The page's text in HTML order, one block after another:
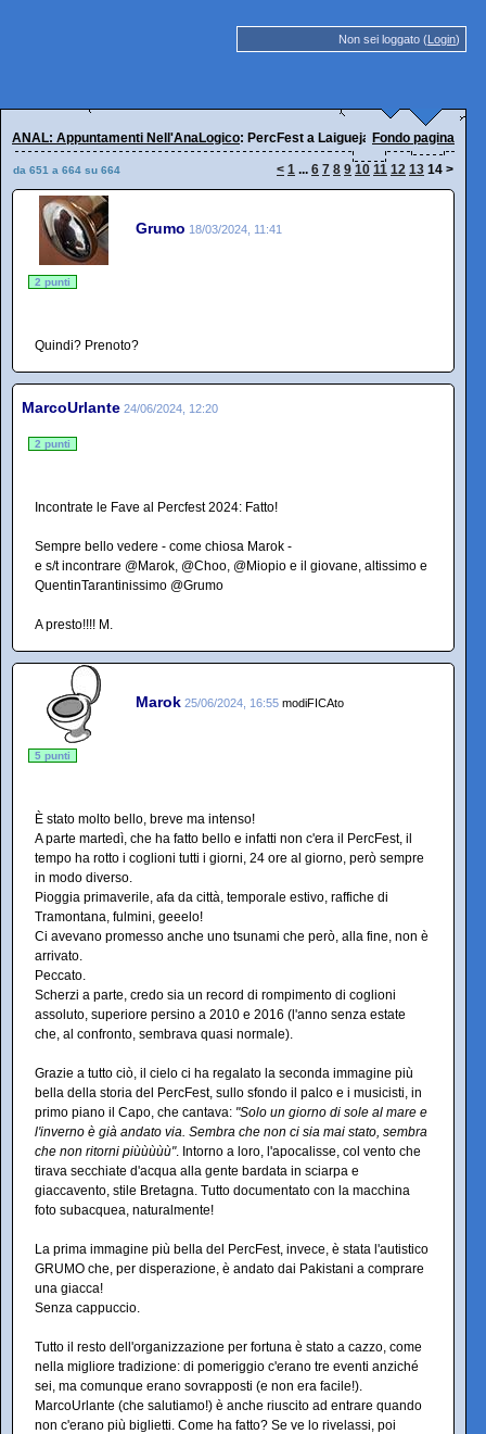
Non sei loggato (Login)
ANAL: Appuntamenti Nell'AnaLogico: PercFest a Laigueja! Fondo pagina
da 651 a 664 su 664 < 1 ... 6 7 8 9 10 11 12 13 14 >
Grumo 18/03/2024, 11:41
2 punti
Quindi? Prenoto?
MarcoUrlante 24/06/2024, 12:20
2 punti
Incontrate le Fave al Percfest 2024: Fatto!
Sempre bello vedere - come chiosa Marok -
e s/t incontrare @Marok, @Choo, @Miopio e il giovane, altissimo e
QuentinTarantinissimo @Grumo
A presto!!!! M.
Marok 25/06/2024, 16:55 modiFICAto
5 punti
È stato molto bello, breve ma intenso!
A parte martedì, che ha fatto bello e infatti non c'era il PercFest, il
tempo ha rotto i coglioni tutti i giorni, 24 ore al giorno, però sempre
in modo diverso.
Pioggia primaverile, afa da città, temporale estivo, raffiche di
Tramontana, fulmini, geeelo!
Ci avevano promesso anche uno tsunami che però, alla fine, non è
arrivato.
Peccato.
Scherzi a parte, credo sia un record di rompimento di coglioni
assoluto, superiore persino a 2010 e 2016 (l'anno senza estate
che, al confronto, sembrava quasi normale).
Grazie a tutto ciò, il cielo ci ha regalato la seconda immagine più
bella della storia del PercFest, sullo sfondo il palco e i musicisti, in
primo piano il Capo, che cantava: "Solo un giorno di sole al mare e
l'inverno è già andato via. Sembra che non ci sia mai stato, sembra
che non ritorni piùùùùù". Intorno a loro, l'apocalisse, col vento che
tirava secchiate d'acqua alla gente bardata in sciarpa e
giaccavento, stile Bretagna. Tutto documentato con la macchina
foto subacquea, naturalmente!
La prima immagine più bella del PercFest, invece, è stata l'autistico
GRUMO che, per disperazione, è andato dai Pakistani a comprare
una giacca!
Senza cappuccio.
Tutto il resto dell'organizzazione per fortuna è stato a cazzo, come
nella migliore tradizione: di pomeriggio c'erano tre eventi anziché
sei, ma comunque erano sovrapposti (e non era facile!).
MarcoUrlante (che salutiamo!) è anche riuscito ad entrare quando
non c'erano più biglietti. Come ha fatto? Se ve lo rivelassi, poi